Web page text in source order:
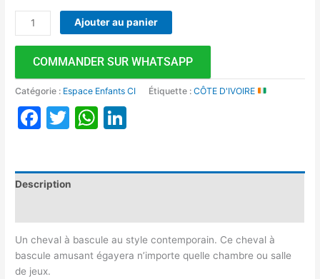
Ajouter au panier
COMMANDER SUR WHATSAPP
Catégorie : Espace Enfants CI Étiquette :CÔTE D'IVOIRE
Facebook
TwitterWhatsApp
Description
Un cheval à bascule au style contemporain. Ce cheval à
bascule amusant égayera n’importe quelle chambre ou salle
de jeux.